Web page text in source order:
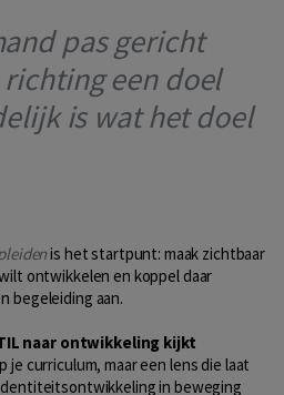
pas gericht
een doel
is wat het doel
is het startpunt: maak zichtbaar
ontwikkelen en koppel daar
begeleiding aan.
naar ontwikkeling kijkt
je curriculum, maar een lens die laat
in beweging